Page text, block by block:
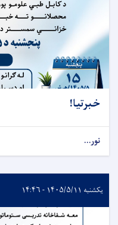
خبرتیا!
نور...
یکشنبه ۱۴۰۵/۵/۱۱ - ۱۴:۴۶